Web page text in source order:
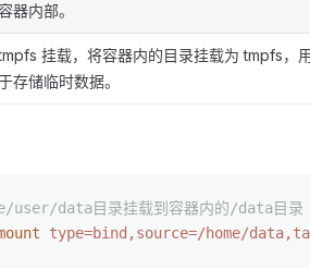
器内部。
挂载，将容器内的目录挂载为 tmpfs，
存储临时数据。
user/data目录挂载到容器内的/data目录
type=bind,source=/home/